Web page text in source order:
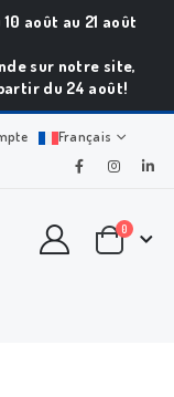
août au 21 août
sur notre site,
du 24 août!
Français
0